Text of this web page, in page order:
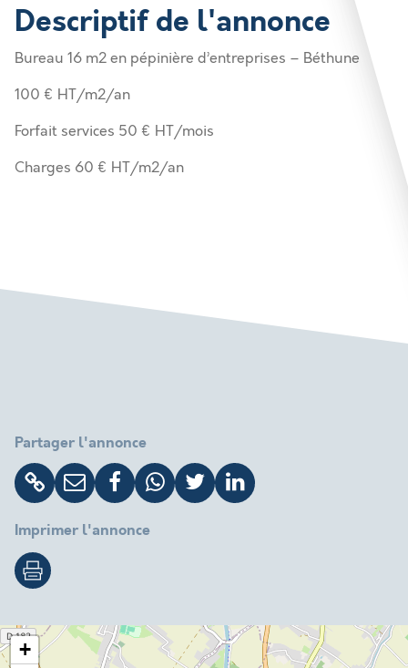
Descriptif de l'annonce
Bureau 16 m2 en pépinière d’entreprises – Béthune
100 € HT/m2/an
Forfait services 50 € HT/mois
Charges 60 € HT/m2/an
Partager l'annonce
Imprimer l'annonce
+